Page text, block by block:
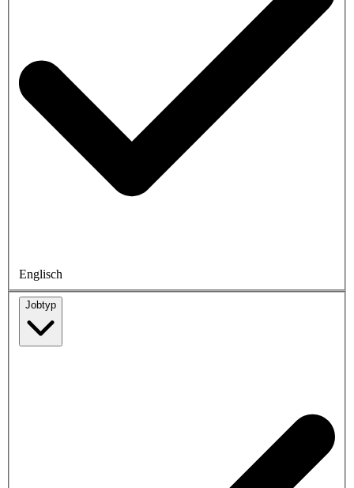
Englisch
Jobtyp